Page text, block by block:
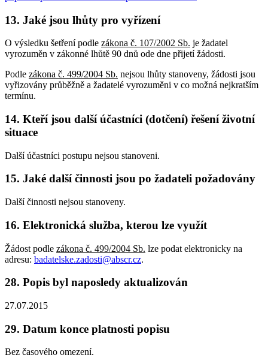
13. Jaké jsou lhůty pro vyřízení
O výsledku šetření podle zákona č. 107/2002 Sb. je žadatel
vyrozuměn v zákonné lhůtě 90 dnů ode dne přijetí žádosti.
Podle zákona č. 499/2004 Sb. nejsou lhůty stanoveny, žádosti jsou
vyřizovány průběžně a žadatelé vyrozuměni v co možná nejkratším
termínu.
14. Kteří jsou další účastníci (dotčení) řešení životní
situace
Další účastníci postupu nejsou stanoveni.
15. Jaké další činnosti jsou po žadateli požadovány
Další činnosti nejsou stanoveny.
16. Elektronická služba, kterou lze využít
Žádost podle zákona č. 499/2004 Sb. lze podat elektronicky na
adresu: badatelske.zadosti@abscr.cz.
28. Popis byl naposledy aktualizován
27.07.2015
29. Datum konce platnosti popisu
Bez časového omezení.